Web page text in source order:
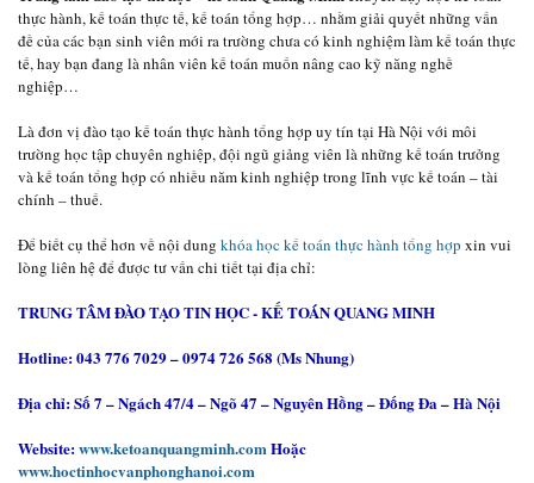
thực hành, kế toán thực tế, kế toán tổng hợp… nhằm giải quyết những vấn
đề của các bạn sinh viên mới ra trường chưa có kinh nghiệm làm kế toán thực
tế, hay bạn đang là nhân viên kế toán muốn nâng cao kỹ năng nghề
nghiệp…
Là đơn vị đào tạo kế toán thực hành tổng hợp uy tín tại Hà Nội với môi
trường học tập chuyên nghiệp, đội ngũ giảng viên là những kế toán trưởng
và kế toán tổng hợp có nhiều năm kinh nghiệp trong lĩnh vực kế toán – tài
chính – thuế.
Để biết cụ thể hơn về nội dung khóa học kế toán thực hành tổng hợp xin vui
lòng liên hệ để được tư vấn chi tiết tại địa chỉ:
TRUNG TÂM ĐÀO TẠO TIN HỌC - KẾ TOÁN QUANG MINH
Hotline: 043 776 7029 – 0974 726 568 (Ms Nhung)
Địa chỉ: Số 7 – Ngách 47/4 – Ngõ 47 – Nguyên Hồng – Đống Đa – Hà Nội
Website:www.ketoanquangminh.comHoặc
www.hoctinhocvanphonghanoi.com